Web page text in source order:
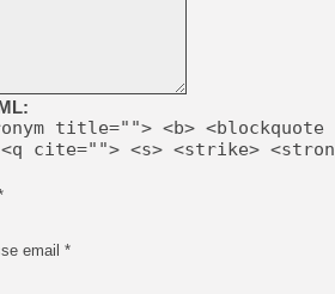
[LS] [Switch] NSZ 5.0.0
[GK] No More Room in
title=""> <b> <blockquote
cite=""> <s> <strike>
email *